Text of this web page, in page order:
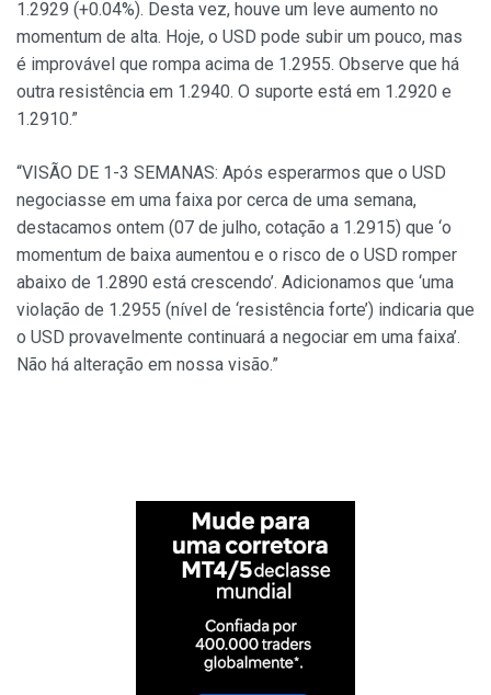
1.2929 (+0.04%). Desta vez, houve um leve aumento no
momentum de alta. Hoje, o USD pode subir um pouco, mas
é improvável que rompa acima de 1.2955. Observe que há
outra resistência em 1.2940. O suporte está em 1.2920 e
1.2910.”
“VISÃO DE 1-3 SEMANAS: Após esperarmos que o USD
negociasse em uma faixa por cerca de uma semana,
destacamos ontem (07 de julho, cotação a 1.2915) que ‘o
momentum de baixa aumentou e o risco de o USD romper
abaixo de 1.2890 está crescendo’. Adicionamos que ‘uma
violação de 1.2955 (nível de ‘resistência forte’) indicaria que
o USD provavelmente continuará a negociar em uma faixa’.
Não há alteração em nossa visão.”